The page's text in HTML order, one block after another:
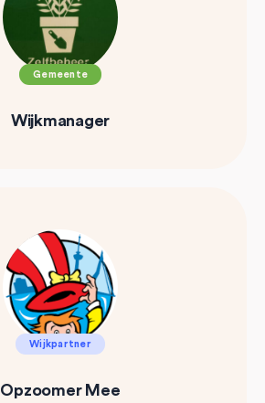
Gemeente
Wijkmanager
Wijkpartner
Opzoomer Mee